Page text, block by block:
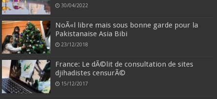
30/04/2022
NoÃ«l libre mais sous bonne garde pour la
Pakistanaise Asia Bibi
23/12/2018
France: Le dÃ©lit de consultation de sites
djihadistes censurÃ©
15/12/2017